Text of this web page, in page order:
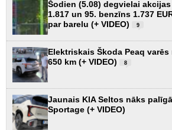
Šodien (5.08) degvielai
1.817 un 95. benzīns 1.737
par barelu (+ VIDEO)
9
Elektriskais Škoda Peaq
650 km (+ VIDEO)
8
Jaunais KIA Seltos nāks
Sportage (+ VIDEO)